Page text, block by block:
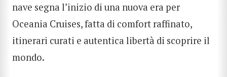
nave segna l’inizio di una nuova era per
Oceania Cruises, fatta di comfort raffinato,
itinerari curati e autentica libertà di scoprire il
mondo.